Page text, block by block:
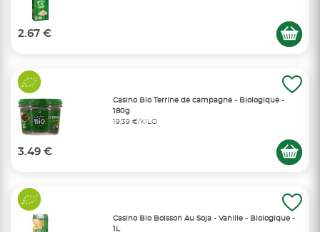
2.67 €
Casino Bio Terrine de campagne - Biologique -
180g
19,39 €/KILO
3.49 €
Casino Bio Boisson Au Soja - Vanille - Biologique -
1L